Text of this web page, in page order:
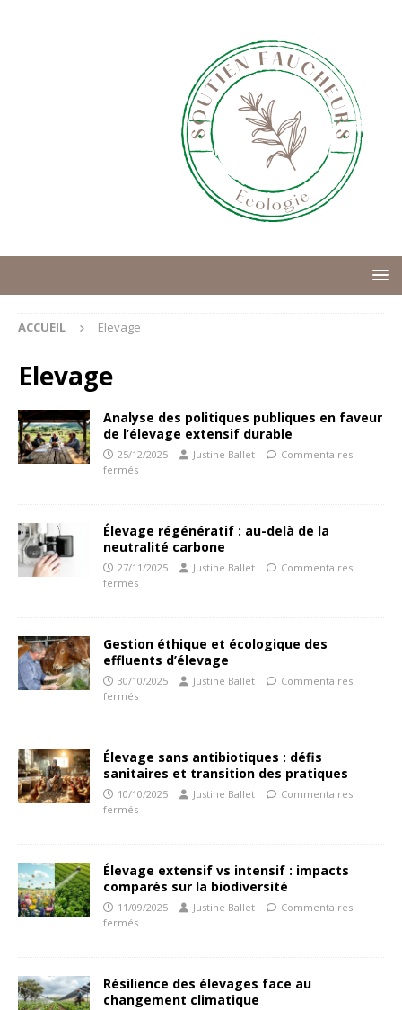
ACCUEIL Elevage
Elevage
Analyse des politiques publiques en faveur
de l’élevage extensif durable
25/12/2025 Justine Ballet
Commentaires
fermés
Élevage régénératif : au-delà de la
neutralité carbone
27/11/2025 Justine Ballet
Commentaires
fermés
Gestion éthique et écologique des
effluents d’élevage
30/10/2025 Justine Ballet
Commentaires
fermés
Élevage sans antibiotiques : défis
sanitaires et transition des pratiques
10/10/2025 Justine Ballet
Commentaires
fermés
Élevage extensif vs intensif : impacts
comparés sur la biodiversité
11/09/2025 Justine Ballet
Commentaires
fermés
Résilience des élevages face au
changement climatique